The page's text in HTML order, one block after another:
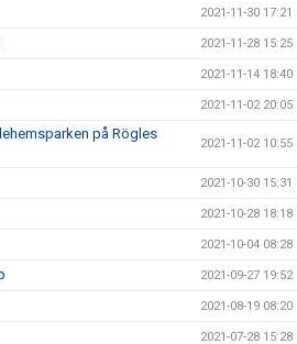
2021-11-30 17:21
2021-11-28 15:25
2021-11-14 18:40
2021-11-02 20:05
på Rögles
2021-11-02 10:55
2021-10-30 15:31
2021-10-28 18:18
2021-10-04 08:28
2021-09-27 19:52
2021-08-19 08:20
2021-07-28 15:28